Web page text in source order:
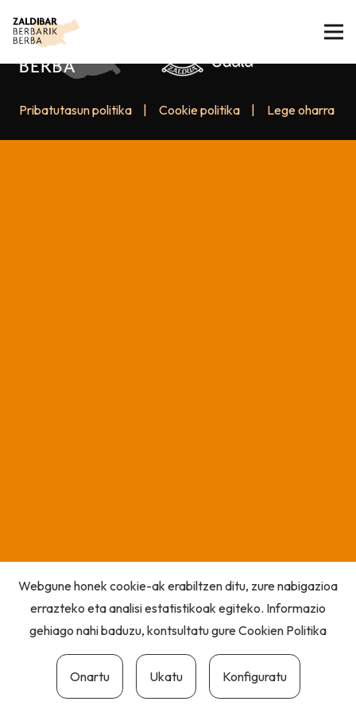
Pribatutasun politika Cookie politika Lege oharra
Webgune honek cookie-ak erabiltzen ditu, zure nabigazioa
errazteko eta analisi estatistikoak egiteko. Informazio
gehiago nahi baduzu, kontsultatu gureCookien Politika
Onartu Ukatu Konfiguratu